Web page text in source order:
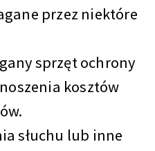
przez niektóre
sprzęt ochrony
kosztów
słuchu lub inne